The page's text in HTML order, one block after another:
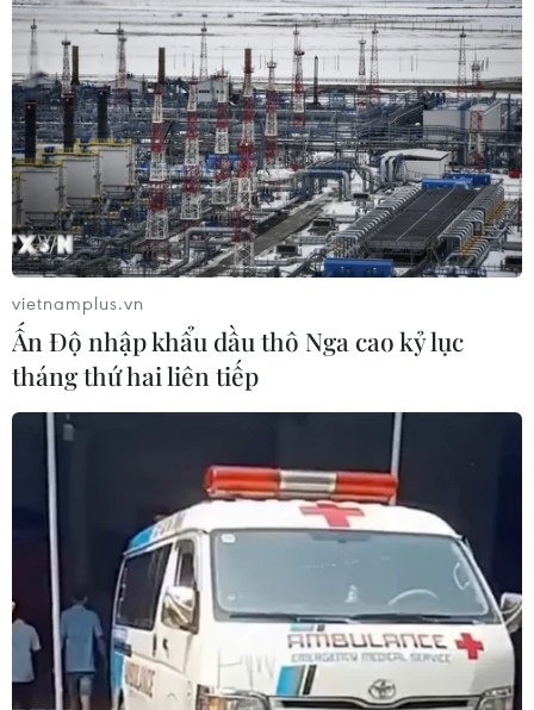
vietnamplus.vn
Ấn Độ nhập khẩu dầu thô Nga cao kỷ lục
tháng thứ hai liên tiếp